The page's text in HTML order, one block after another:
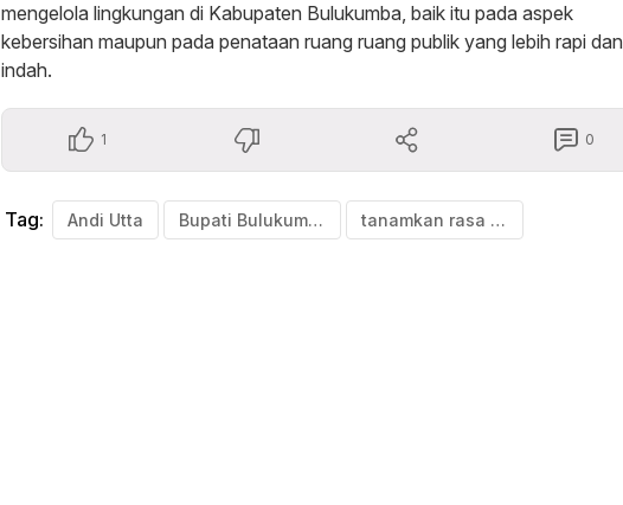
mengelola lingkungan di Kabupaten Bulukumba, baik itu pada aspek
kebersihan maupun pada penataan ruang ruang publik yang lebih rapi dan
indah.
1 0
Tag: Andi Utta Bupati Bulukumba tanamkan rasa malu